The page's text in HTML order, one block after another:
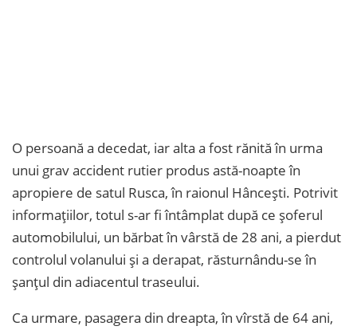
O persoană a decedat, iar alta a fost rănită în urma
unui grav accident rutier produs astă-noapte în
apropiere de satul Rusca, în raionul Hâncești. Potrivit
informațiilor, totul s-ar fi întâmplat după ce șoferul
automobilului, un bărbat în vârstă de 28 ani, a pierdut
controlul volanului și a derapat, răsturnându-se în
șanțul din adiacentul traseului.
Ca urmare, pasagera din dreapta, în vîrstă de 64 ani,